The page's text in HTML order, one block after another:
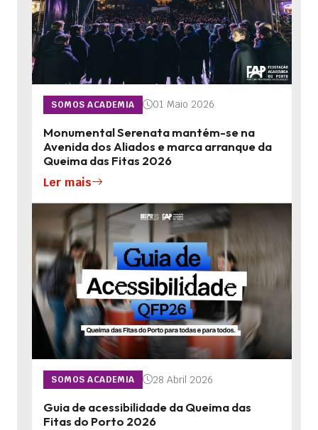
SOMOS ACADEMIA 01 Maio 2026
Monumental Serenata mantém-se na
Avenida dos Aliados e marca arranque da
Queima das Fitas 2026
Ler mais
SOMOS ACADEMIA 28 Abril 2026
Guia de acessibilidade da Queima das
Fitas do Porto 2026